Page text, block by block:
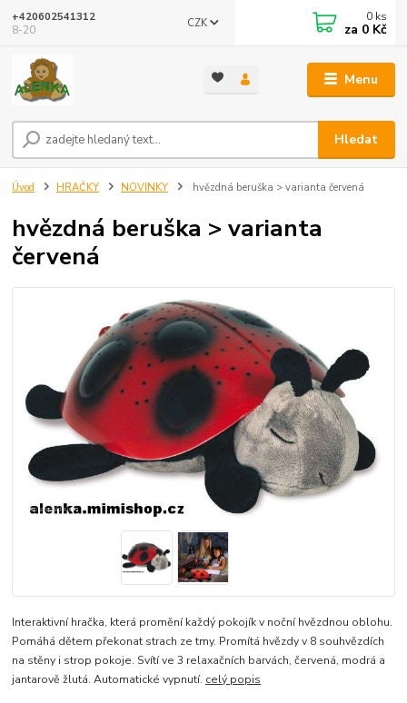
Menu
CZK
Hledat
+420602541312
8-20
0 ks
za 0 Kč
Úvod HRAČKY NOVINKY hvězdná beruška > varianta červená
hvězdná beruška > varianta
červená
Interaktivní hračka, která promění každý pokojík v noční hvězdnou oblohu.
Pomáhá dětem překonat strach ze tmy. Promítá hvězdy v 8 souhvězdích
na stěny i strop pokoje. Svítí ve 3 relaxačních barvách, červená, modrá a
jantarově žlutá. Automatické vypnutí. celý popis